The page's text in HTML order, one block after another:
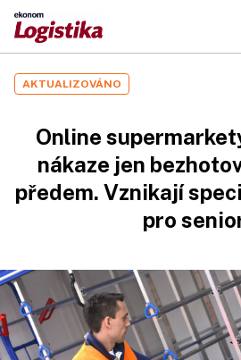
AKTUALIZOVÁNO
Online
nákaze jen
předem. Vznikají
pro